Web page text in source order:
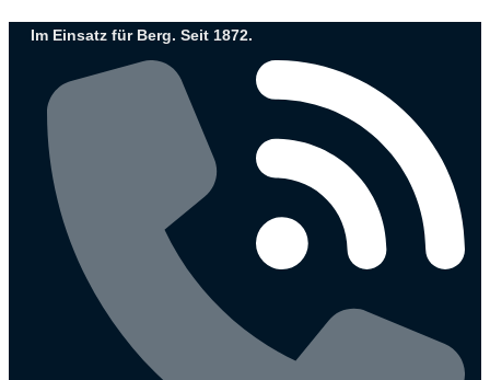
InhaltIm Einsatz für Berg. Seit 1872.